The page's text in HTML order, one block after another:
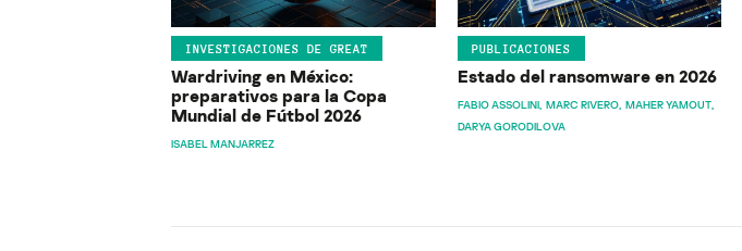
INVESTIGACIONES DE GREAT
Wardriving en México:
preparativos para la Copa
Mundial de Fútbol 2026
ISABEL MANJARREZ
PUBLICACIONES
Estado del ransomware en 2026
FABIO ASSOLINI MARC RIVERO MAHER YAMOUT
DARYA GORODILOVA